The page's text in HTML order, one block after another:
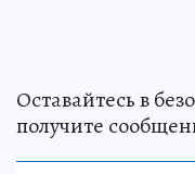
Оставайтесь в
получите